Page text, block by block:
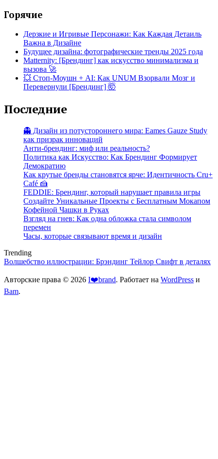
Горячие
Дерзкие и Игривые Персонажи: Как Каждая Детаиль
Важна в Дизайне
Будущее дизайна: фотографические тренды 2025 года
Matternity: [Брендинг] как искусство минимализма и
вызова 🚀
💥 Стоп-Моушн + AI: Как UNUM Взорвали Мозг и
Перевернули [Брендинг] 🤯
Последние
👻 Дизайн из потустороннего мира: Eames Gauze Study
как призрак инноваций
Анти-брендинг: миф или реальность?
Политика как Искусство: Как Брендинг Формирует
Демократию
Как крутые бренды становятся ярче: Идентичность Cru+
Café 🍰
FEDDIE: Брендинг, который нарушает правила игры
Создайте Уникальные Проекты с Бесплатным Мокапом
Кофейной Чашки в Руках
Взгляд на гнев: Как одна обложка стала символом
перемен
Часы, которые связывают время и дизайн
Trending
Волшебство иллюстрации: Брэндинг Тейлор Свифт в деталях
Авторские права © 2026 I❤️brand. Работает на WordPress и
Bam.